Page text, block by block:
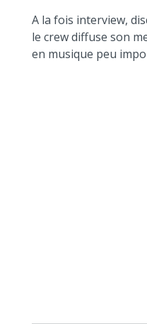
A la fois interview,
le crew diffuse son
en musique peu